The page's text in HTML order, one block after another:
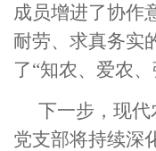
成员增进了协作
耐劳、求真务实
了“知农、爱农
下一步，现
党支部将持续深